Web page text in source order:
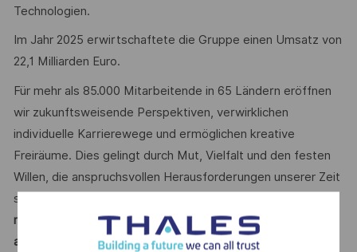
Technologien.
Im Jahr 2025 erwirtschaftete die Gruppe einen Umsatz von
22,1 Milliarden Euro.
Für mehr als 85.000 Mitarbeitende in 65 Ländern eröffnen
wir zukunftsweisende Perspektiven, verwirklichen
individuelle Karrierewege und ermöglichen kreative
Freiräume. Dies gelingt durch Mut, Vielfalt und den festen
Willen, die anspruchsvollen Herausforderungen unserer Zeit
sicherer und inklusiver zu gestalten.
nachhaltigen, werteorientierten Personalführung treten wir
aktiv für Diversität ein.